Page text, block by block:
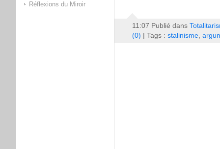
Réflexions du Miroir
11:07 Publié dans
(0) | Tags : stalinisme,